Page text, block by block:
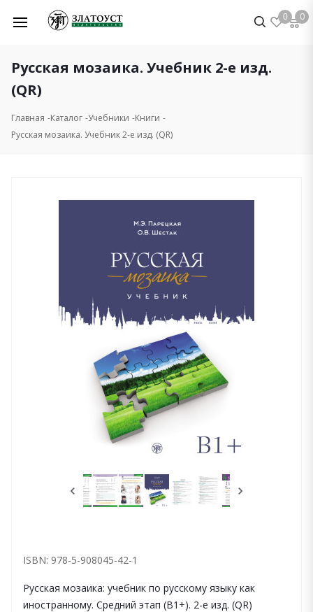
0 0
Русская мозаика. Учебник 2-е изд.
(QR)
Главная Каталог Учебники Книги
Русская мозаика. Учебник 2-е изд. (QR)
ISBN: 978-5-908045-42-1
Русская мозаика: учебник по русскому языку как
иностранному. Средний этап (B1+). 2-е изд. (QR)